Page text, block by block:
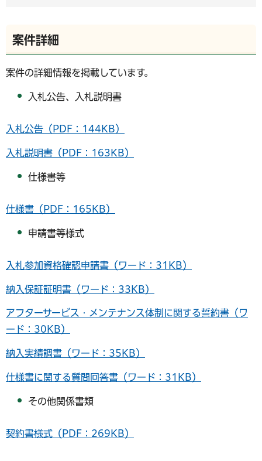
案件詳細
案件の詳細情報を掲載しています。
入札公告、入札説明書
入札公告（PDF：144KB）
入札説明書（PDF：163KB）
仕様書等
仕様書（PDF：165KB）
申請書等様式
入札参加資格確認申請書（ワード：31KB）
納入保証証明書（ワード：33KB）
アフターサービス・メンテナンス体制に関する誓約書（ワ
ード：30KB）
納入実績調書（ワード：35KB）
仕様書に関する質問回答書（ワード：31KB）
その他関係書類
契約書様式（PDF：269KB）